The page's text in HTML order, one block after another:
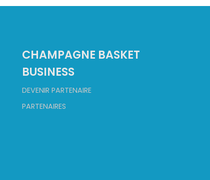
CHAMPAGNE BASKET
BUSINESS
DEVENIR PARTENAIRE
PARTENAIRES